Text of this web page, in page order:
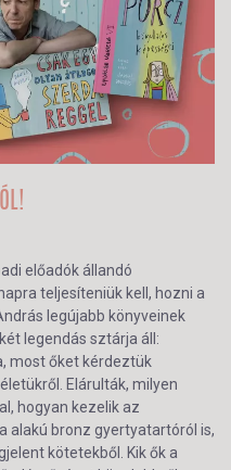
előadók állandó
teljesíteniük kell, hozni a
legújabb könyveinek
legendás sztárja áll:
most őket kérdeztük
Elárulták, milyen
hogyan kezelik az
alakú bronz gyertyatartóról is,
kötetekből. Kik ők a